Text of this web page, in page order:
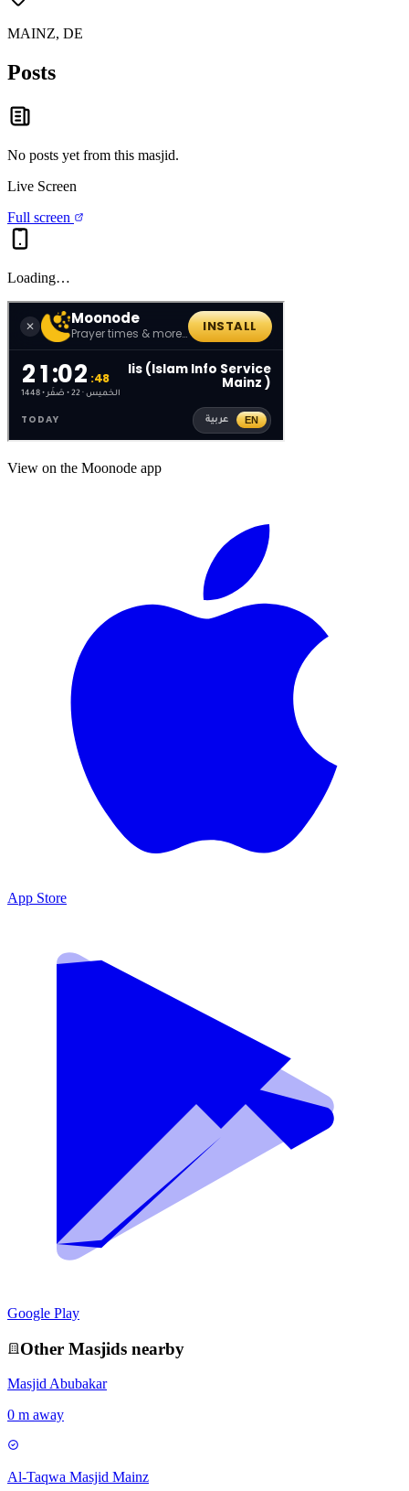
MAINZ, DE
Posts
No posts yet from this masjid.
Live Screen
Full screen
Loading…
View on the Moonode app
App Store
Google Play
Other Masjids nearby
Masjid Abubakar
0 m away
Al-Taqwa Masjid Mainz